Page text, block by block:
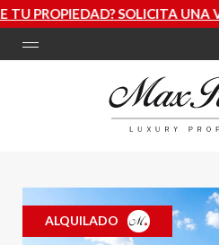
SOLICITA UNA VALORACIÓN
ALQUILADO